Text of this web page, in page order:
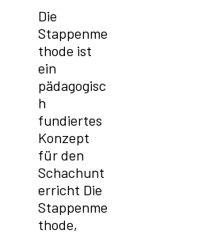
Die
Stappenme
thode ist
ein
pädagogisc
h
fundiertes
Konzept
für den
Schachunt
erricht Die
Stappenme
thode,